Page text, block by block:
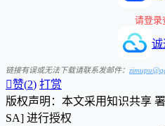
请登录
诚
链接有误或无法下载请联系发邮件：
赞(2) 打赏
版权声明：本文采用知识共享
SA] 进行授权